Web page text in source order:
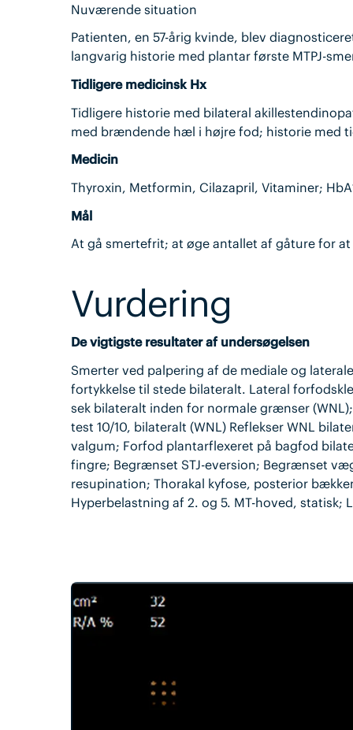
Nuværende situation
Patienten, en 57-årig kvinde, blev
langvarig historie med plantar første MTPJ-
Tidligere medicinsk Hx
Tidligere historie med bilateral
med brændende hæl i højre fod; historie med
Medicin
Thyroxin, Metformin, Cilazapril, Vitaminer;
Mål
At gå smertefrit; at øge antallet af gåture for
Vurdering
De vigtigste resultater af undersøgelsen
Smerter ved palpering af de mediale og
fortykkelse til stede bilateralt. Lateral
sek bilateralt inden for normale grænser
test 10/10, bilateralt (WNL) Reflekser WNL
valgum; Forfod plantarflexeret på bagfod
fingre; Begrænset STJ-eversion; Begrænset
resupination; Thorakal kyfose, posterior
Hyperbelastning af 2. og 5. MT-hoved,